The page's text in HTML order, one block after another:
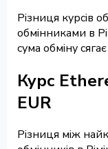
Різниця курсів
обмінниками в
сума обміну
Курс
EUR
Різниця між